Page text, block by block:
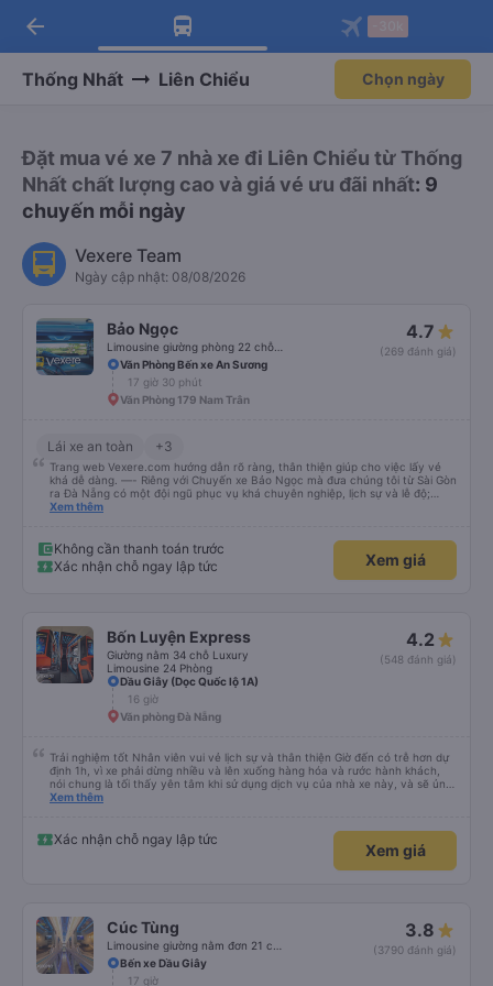
Tải app Vexere ngay!
Nhận ưu đãi thành viên độc
Mở app
Tải app Vexere
-30k/ghế khi đặt vé máy bay qua
Mở app
arrow_back
Thống Nhất Liên Chiểu Chọn ngày
Đặt mua vé xe 7 nhà xe đi Liên Chiểu từ Thống
Nhất chất lượng cao và giá vé ưu đãi nhất: 9
chuyến mỗi ngày
Vexere Team
Ngày cập nhật: 08/08/2026
Bảo Ngọc 4.7
(269 đánh giá)
Văn Phòng Bến xe An Sương
17 giờ 30 phút
Văn Phòng 179 Nam Trân
Lái xe an toàn +3
Trang web Vexere.com hướng dẫn rõ ràng, thân thiện giúp cho việc lấy vé
khá dễ dàng. —- Riêng với Chuyến xe Bảo Ngọc mà đưa chúng tôi từ Sài Gòn
ra Đà Nẵng có một đội ngũ phục vụ khá chuyên nghiệp, lịch sự và lễ độ;
hướng dẫn hành khách rõ ràng khi lên xe. Địa điểm dùng cơm chiều tối mà
50k/người. Và khi đến Đà Nẵng mặc dù địa chỉ nhà của chúng tôi không được
cập nhật trên trang Web, anh em vẫn giúp gọi xe và trợ giá cho chúng tôi.
Chúng tôi rất cảm kích và xin được giới thiệu cùng mọi người hãng xe Bảo
Xem thêm
Không cần thanh toán trước
Xác nhận chỗ ngay lập tức
Xem giá
Bốn Luyện Express
Giường nằm 34 chỗ Luxury
Limousine 24 Phòng
4.2
(548 đánh giá)
Dầu Giây (Dọc Quốc lộ 1A)
16 giờ
Văn phòng Đà Nẵng
Trải nghiệm tốt Nhân viên vui vẻ lịch sự và thân thiện Giờ đến có trễ hơn dự
định 1h, vì xe phải dừng nhiều và lên xuống hàng hóa và rước hành khách,
nói chung là tối thấy yên tâm khi sử dụng dịch vụ của nhà xe này, và sẽ ủng
hộ và giới thiệu cho người thân sử dụng dịch vụ của nhà xe này
Xem thêm
Xác nhận chỗ ngay lập tức
Xem giá
Cúc Tùng 3.8
(3790 đánh giá)
Bến xe Dầu Giây
17 giờ